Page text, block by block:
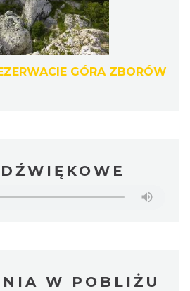
GÓRA ZBORÓW
W POBLIŻU